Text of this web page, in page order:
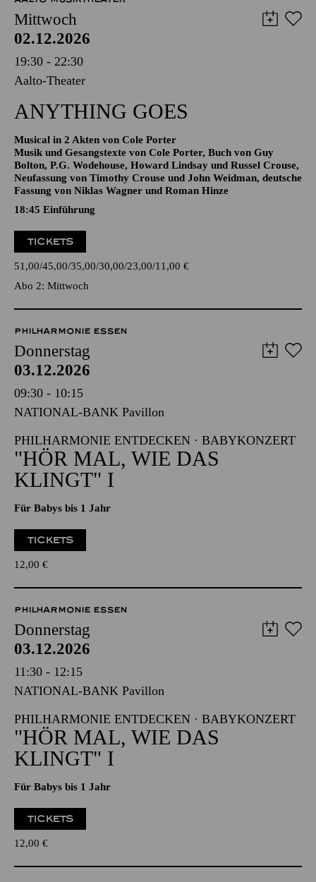
AALTO MUSIKTHEATER
Mittwoch
02.12.2026
19:30 - 22:30
ANYTHING GOES
Musical in 2 Akten von Cole Porter
Musik und Gesangstexte von Cole Porter, Buch von Guy
Bolton, P.G. Wodehouse, Howard Lindsay und Russel Crouse,
Fassung von Niklas Wagner und Roman Hinze
18:45 Einführung
TICKETS
51,00 45,00 35,00 30,00 23,00 11,00€
Abo 2: Mittwoch
PHILHARMONIE ESSEN
Donnerstag
03.12.2026
09:30 - 10:15
NATIONAL-BANK Pavillon
PHILHARMONIE ENTDECKEN · BABYKONZERT
"HÖR MAL, WIE DAS
Für Babys bis 1 Jahr
12,00€
PHILHARMONIE ESSEN
Donnerstag
03.12.2026
11:30 - 12:15
NATIONAL-BANK Pavillon
PHILHARMONIE ENTDECKEN · BABYKONZERT
"HÖR MAL, WIE DAS
Für Babys bis 1 Jahr